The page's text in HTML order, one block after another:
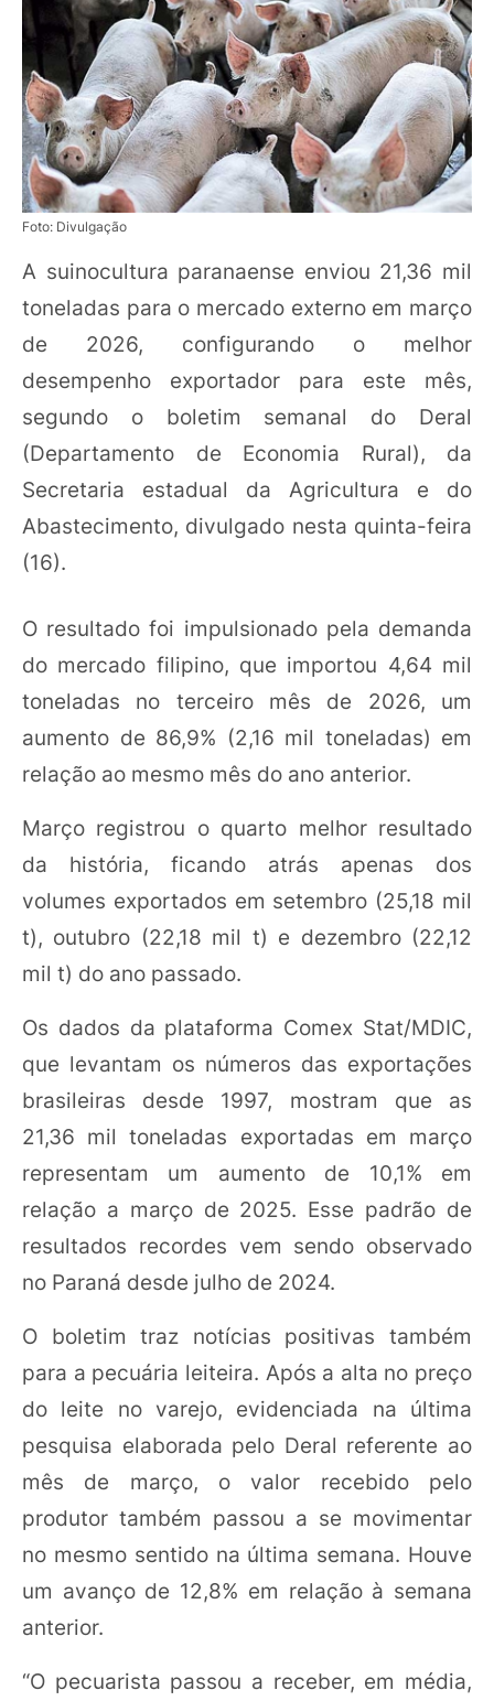
Foto: Divulgação
A suinocultura paranaense enviou 21,36 mil
toneladas para o mercado externo em março
de 2026, configurando o melhor
desempenho exportador para este mês,
segundo o boletim semanal do Deral
(Departamento de Economia Rural), da
Secretaria estadual da Agricultura e do
Abastecimento, divulgado nesta quinta-feira
(16).
O resultado foi impulsionado pela demanda
do mercado filipino, que importou 4,64 mil
toneladas no terceiro mês de 2026, um
aumento de 86,9% (2,16 mil toneladas) em
relação ao mesmo mês do ano anterior.
Março registrou o quarto melhor resultado
da história, ficando atrás apenas dos
volumes exportados em setembro (25,18 mil
t), outubro (22,18 mil t) e dezembro (22,12
mil t) do ano passado.
Os dados da plataforma Comex Stat/MDIC,
que levantam os números das exportações
brasileiras desde 1997, mostram que as
21,36 mil toneladas exportadas em março
representam um aumento de 10,1% em
relação a março de 2025. Esse padrão de
resultados recordes vem sendo observado
no Paraná desde julho de 2024.
O boletim traz notícias positivas também
para a pecuária leiteira. Após a alta no preço
do leite no varejo, evidenciada na última
pesquisa elaborada pelo Deral referente ao
mês de março, o valor recebido pelo
produtor também passou a se movimentar
no mesmo sentido na última semana. Houve
um avanço de 12,8% em relação à semana
anterior.
“O pecuarista passou a receber, em média,